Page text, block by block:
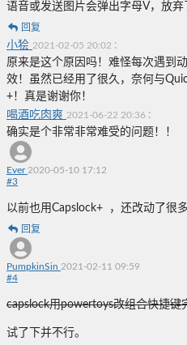
语音或发送图片会弹出字母V，放弃
回复
小狯 2021-02-05 20:02 :
原来是这个原因吗！难怪每次遇到
效！虽然已经用了很久，奈何与
+！真是谢谢你！
喝酒吃肉爽 2021-06-22 20:36 :
确实是个非常非常难受的问题！！
Ever 2020-05-10 17:12
#3
以前也用Capslock+ ，还改动了很
回复
PumpkinSin 2021-02-11 09:59
#4
capslock用powertoys改组合快捷键
试了下并不行。